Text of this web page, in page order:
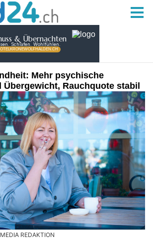
Mehr psychische
Übergewicht, Rauchquote stabil
REDAKTION